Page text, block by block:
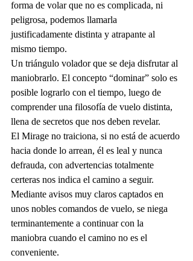
forma de volar que no es complicada, ni
peligrosa, podemos llamarla
justificadamente distinta y atrapante al
mismo tiempo.
Un triángulo volador que se deja disfrutar al
maniobrarlo. El concepto “dominar” solo es
posible lograrlo con el tiempo, luego de
comprender una filosofía de vuelo distinta,
llena de secretos que nos deben revelar.
El Mirage no traiciona, si no está de acuerdo
hacia donde lo arrean, él es leal y nunca
defrauda, con advertencias totalmente
certeras nos indica el camino a seguir.
Mediante avisos muy claros captados en
unos nobles comandos de vuelo, se niega
terminantemente a continuar con la
maniobra cuando el camino no es el
conveniente.